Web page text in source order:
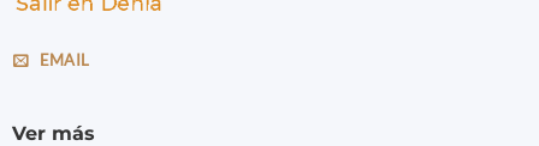
EMAIL
Ver más